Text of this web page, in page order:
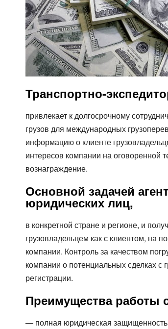
Цельномет. Изотерма
Транспортно-
привлекает к долгосрочному
грузов для международных
информацию о клиенте
интересов компании на оговоренной
вознаграждение.
Основной задачей
юридических лиц,
в конкретной стране и регионе, и
грузовладельцем как с клиентом, на
компании. Контроль за качеством
компании о потенциальных сделках с
регистрации.
Преимущества работы
— полная юридическая защищенность